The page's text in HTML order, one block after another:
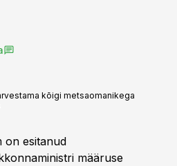
kõigi metsaomanikega
on esitanud
määruse